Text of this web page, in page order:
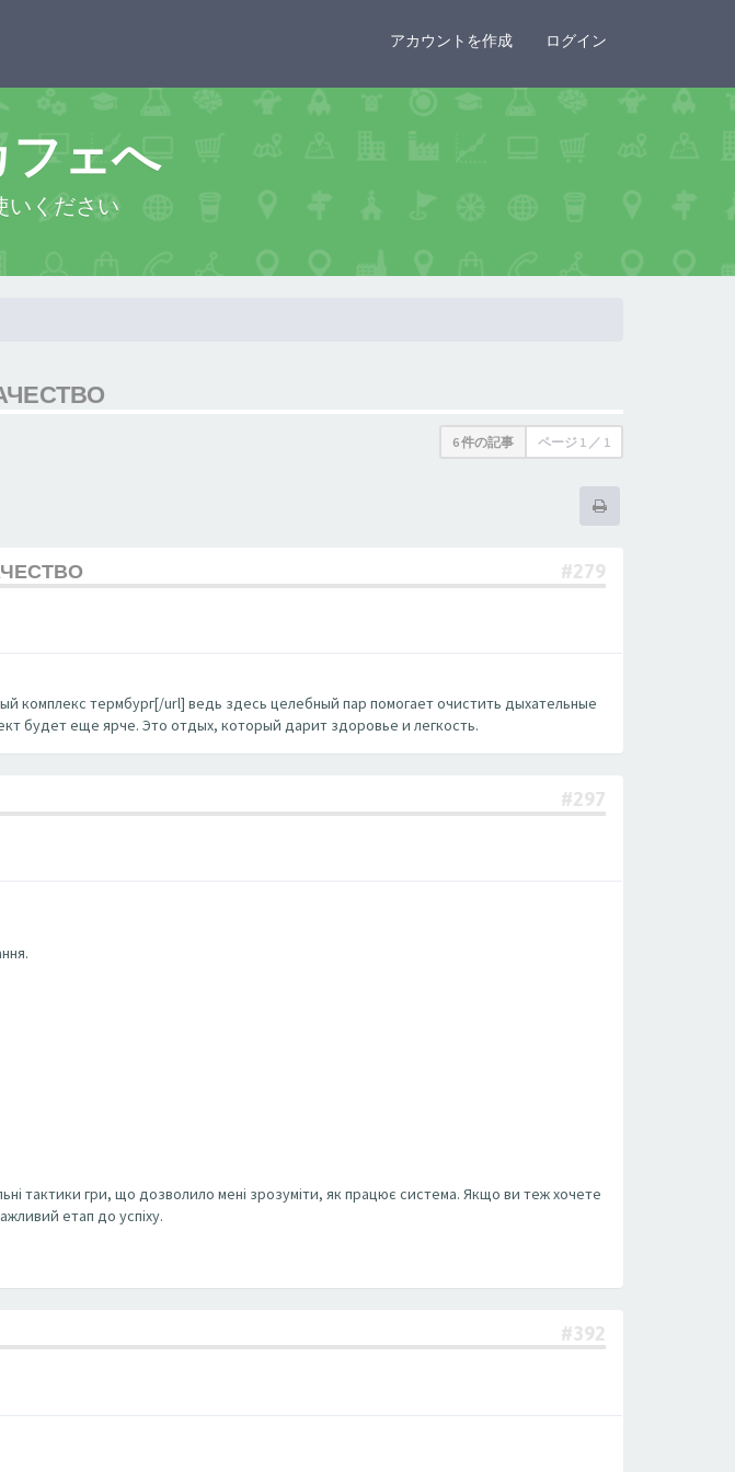
アカウントを作成 ログイン
フェへ
いください
6 件の記事 ページ 1 ／ 1
#279
комплекс термбург[/url] ведь здесь целебный пар помогает очистить дыхательные
будет еще ярче. Это отдых, который дарит здоровье и легкость.
#297
тактики гри, що дозволило мені зрозуміти, як працює система. Якщо ви теж хочете
етап до успіху.
#392